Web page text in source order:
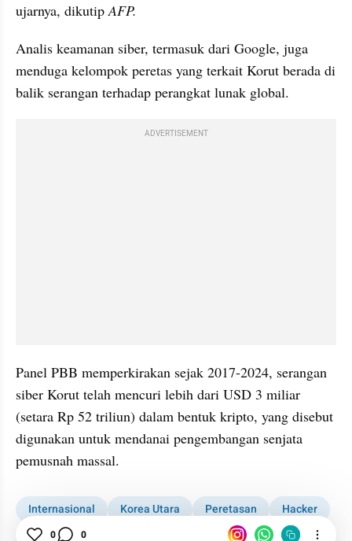
ujarnya, dikutip AFP.
Analis keamanan siber, termasuk dari Google, juga
menduga kelompok peretas yang terkait Korut berada di
balik serangan terhadap perangkat lunak global.
ADVERTISEMENT
Panel PBB memperkirakan sejak 2017-2024, serangan
siber Korut telah mencuri lebih dari USD 3 miliar
(setara Rp 52 triliun) dalam bentuk kripto, yang disebut
digunakan untuk mendanai pengembangan senjata
pemusnah massal.
Internasional Korea Utara Peretasan
Hacker
Amerika Serikat
0 0